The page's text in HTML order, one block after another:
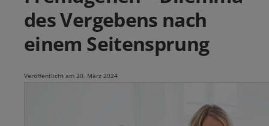
des Vergebens nach
einem Seitensprung
Veröffentlicht am 20. März 2024